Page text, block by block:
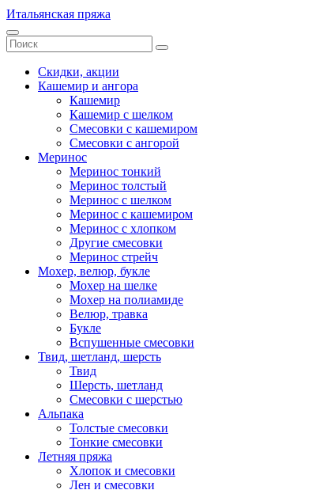
Итальянская пряжа
Скидки, акции
Кашемир и ангора
Кашемир
Кашемир с шелком
Смесовки с кашемиром
Смесовки с ангорой
Меринос
Меринос тонкий
Меринос толстый
Меринос с шелком
Меринос с кашемиром
Меринос с хлопком
Другие смесовки
Меринос стрейч
Мохер, велюр, букле
Мохер на шелке
Мохер на полиамиде
Велюр, травка
Букле
Вспушенные смесовки
Твид, шетланд, шерсть
Твид
Шерсть, шетланд
Смесовки с шерстью
Альпака
Толстые смесовки
Тонкие смесовки
Летняя пряжа
Хлопок и смесовки
Лен и смесовки